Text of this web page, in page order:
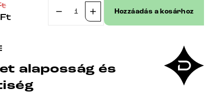
Ft
Boxspring
120x200
Hozzáadás a kosárhoz
alaposság és